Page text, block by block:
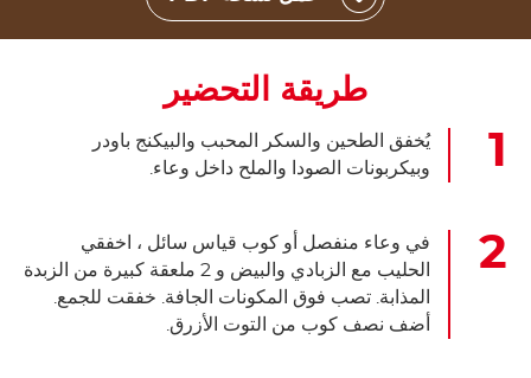
طريقة التحضير
يُخفق الطحين والسكر المحبب والبيكنج باودر
وبيكربونات الصودا والملح داخل وعاء.
في وعاء منفصل أو كوب قياس سائل ، اخفقي
الحليب مع الزبادي والبيض و 2 ملعقة كبيرة من الزبدة
المذابة. تصب فوق المكونات الجافة. خفقت للجمع.
أضف نصف كوب من التوت الأزرق.